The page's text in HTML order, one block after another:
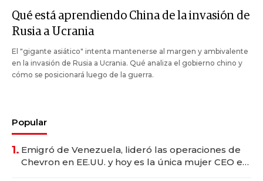
Qué está aprendiendo China de la invasión de
Rusia a Ucrania
El "gigante asiático" intenta mantenerse al margen y ambivalente
en la invasión de Rusia a Ucrania. Qué analiza el gobierno chino y
cómo se posicionará luego de la guerra.
Popular
1. Emigró de Venezuela, lideró las operaciones de
Chevron en EE.UU. y hoy es la única mujer CEO en